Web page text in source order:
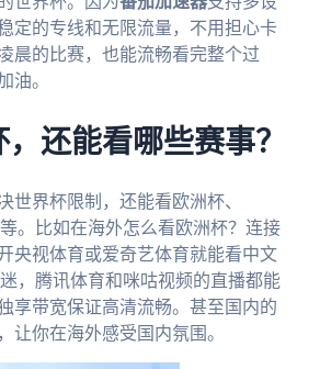
定的专线和无限流量，不用担心卡
晨的比赛，也能流畅看完整个过
油。
还能看哪些赛事？
世界杯限制，还能看欧洲杯、
。比如在海外怎么看欧洲杯？连接
央视体育或爱奇艺体育就能看中文
，腾讯体育和咪咕视频的直播都能
享带宽保证高清流畅。甚至国内的
让你在海外感受国内氛围。